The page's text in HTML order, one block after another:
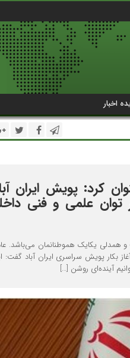
اخبار
کرد: پویش ایران
توان علمی و فنی
و همدلی یکایک هموطنانمان می‌باشد.
بکار پویش سراسری ایران آباد گفت:
آینده‌ای روشن […]